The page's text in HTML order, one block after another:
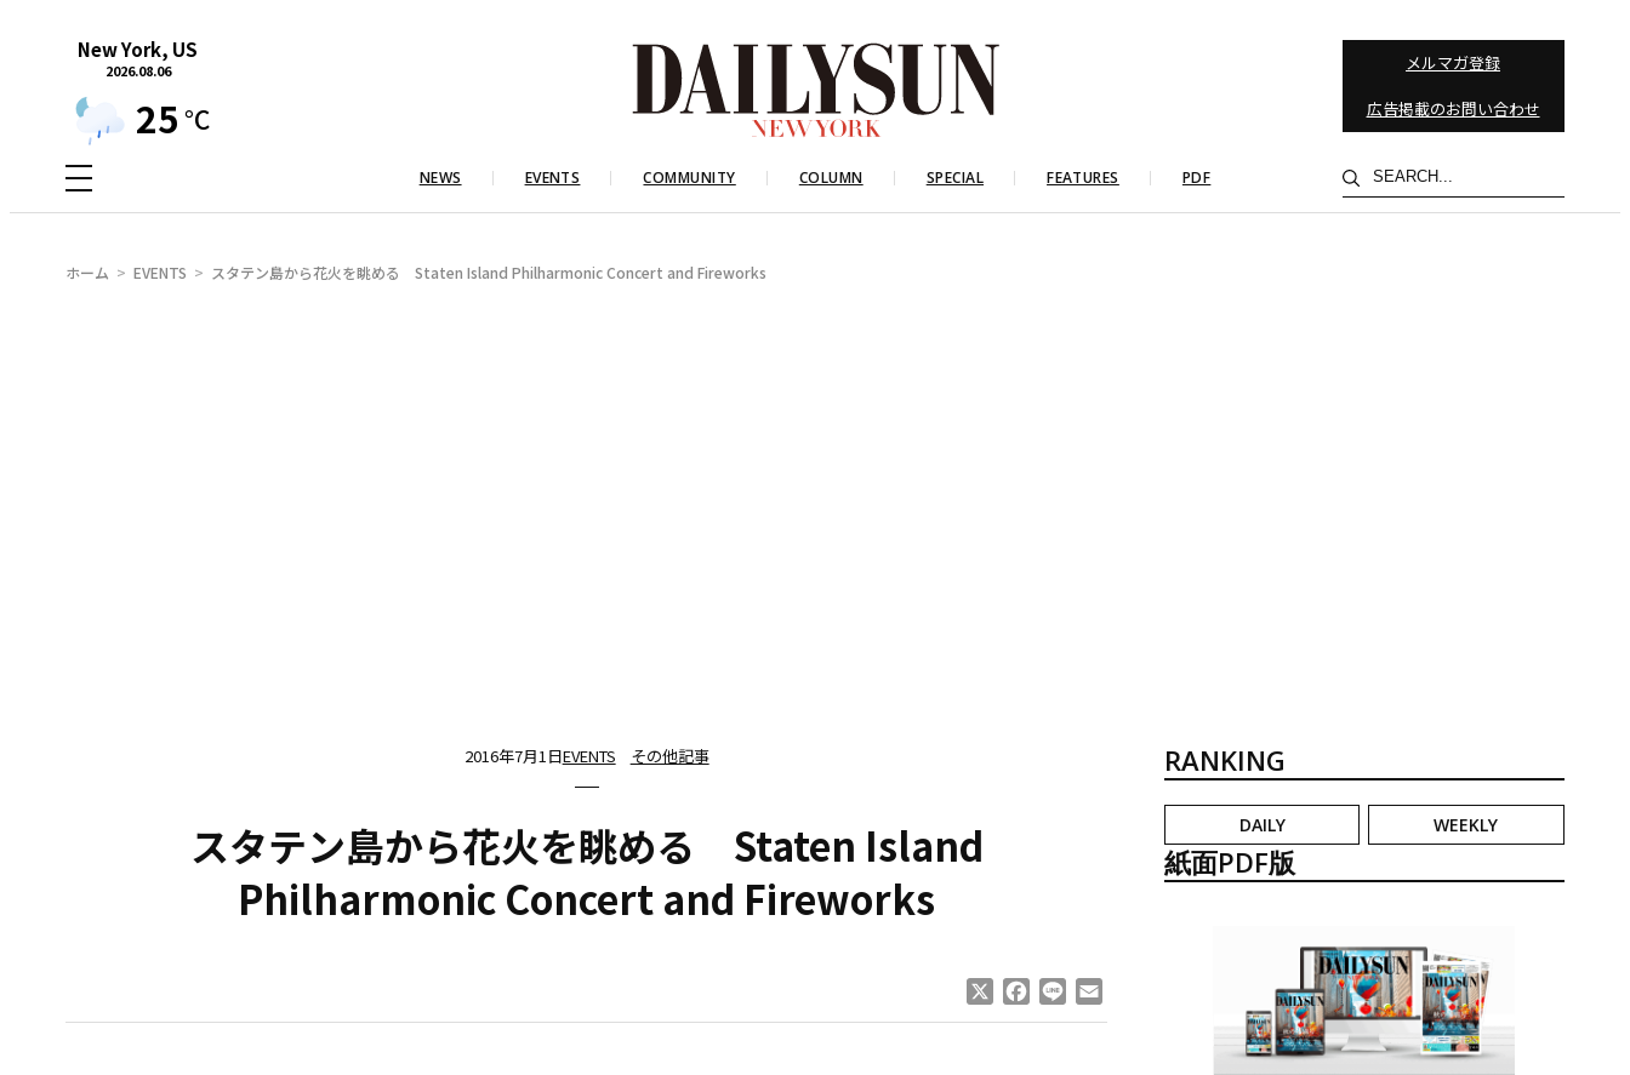
New York, US
2026.08.06
25 °C
メルマガ登録
広告掲載のお問い合わせ
NEWS EVENTS COMMUNITY COLUMN SPECIAL FEATURES PDF
検
索
ホーム EVENTS スタテン島から花火を眺める Staten Island Philharmonic Concert and Fireworks
2016年7月1日EVENTS その他記事
スタテン島から花火を眺める Staten Island
Philharmonic Concert and Fireworks
Facebook
Line
RANKING
DAILY WEEKLY
紙面PDF版